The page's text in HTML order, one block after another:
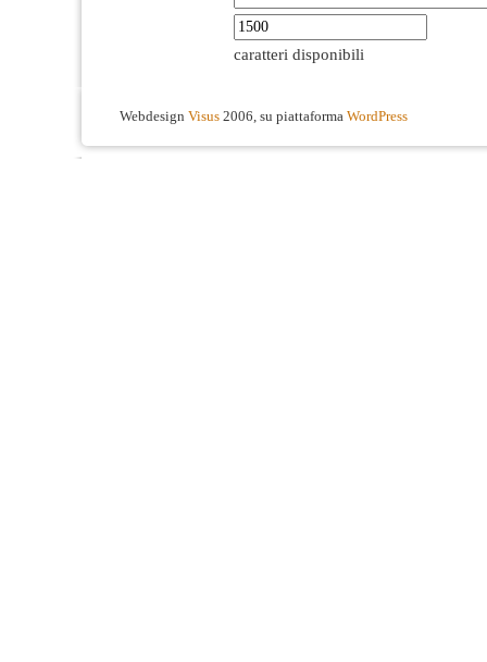
caratteri disponibili
Webdesign Visus 2006, su piattaforma WordPress